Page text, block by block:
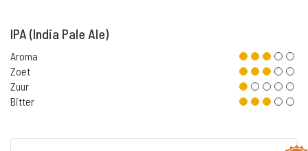
IPA (India Pale Ale)
Aroma
Zoet
Zuur
Bitter